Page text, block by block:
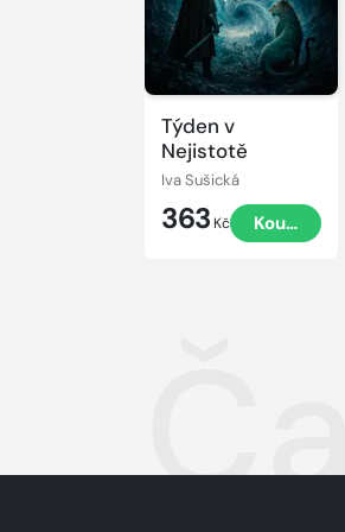
Týden v
Nejistotě
Iva Sušická
363 Kč Koupit